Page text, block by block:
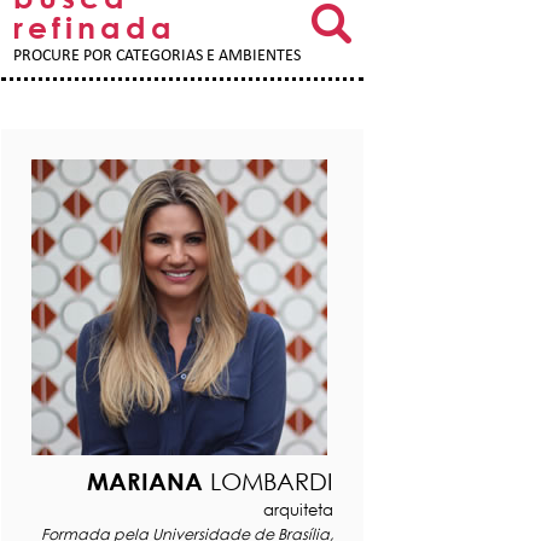
refinada
PROCURE POR CATEGORIAS E AMBIENTES
MARIANA LOMBARDI
arquiteta
Formada pela Universidade de Brasília,